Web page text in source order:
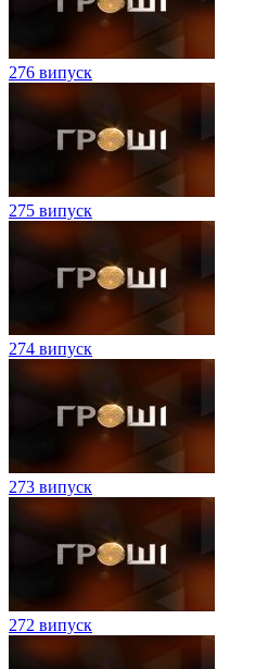
276 випуск
275 випуск
274 випуск
273 випуск
272 випуск